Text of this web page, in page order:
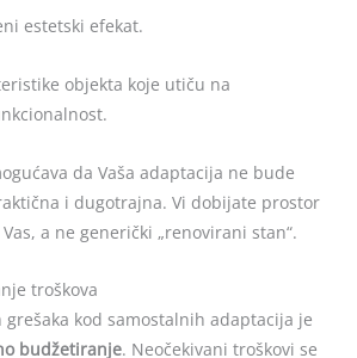
estetski efekat.
objekta koje utiču na
da Vaša adaptacija ne bude
i dugotrajna. Vi dobijate prostor
a ne generički „renovirani stan“.
troškova
grešaka kod samostalnih adaptacija je
budžetiranje. Neočekivani troškovi se